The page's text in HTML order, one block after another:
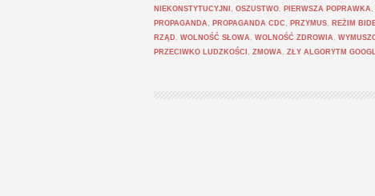
NIEKONSTYTUCYJNI , OSZUSTWO, PIERWSZA POPRAWKA ,
PROPAGANDA , PROPAGANDA CDC , PRZYMUS, REŻIM
RZĄD , WOLNOŚĆ SŁOWA , WOLNOŚĆ ZDROWIA ,
PRZECIWKO LUDZKOŚCI , ZMOWA , ZŁY ALGORYTM